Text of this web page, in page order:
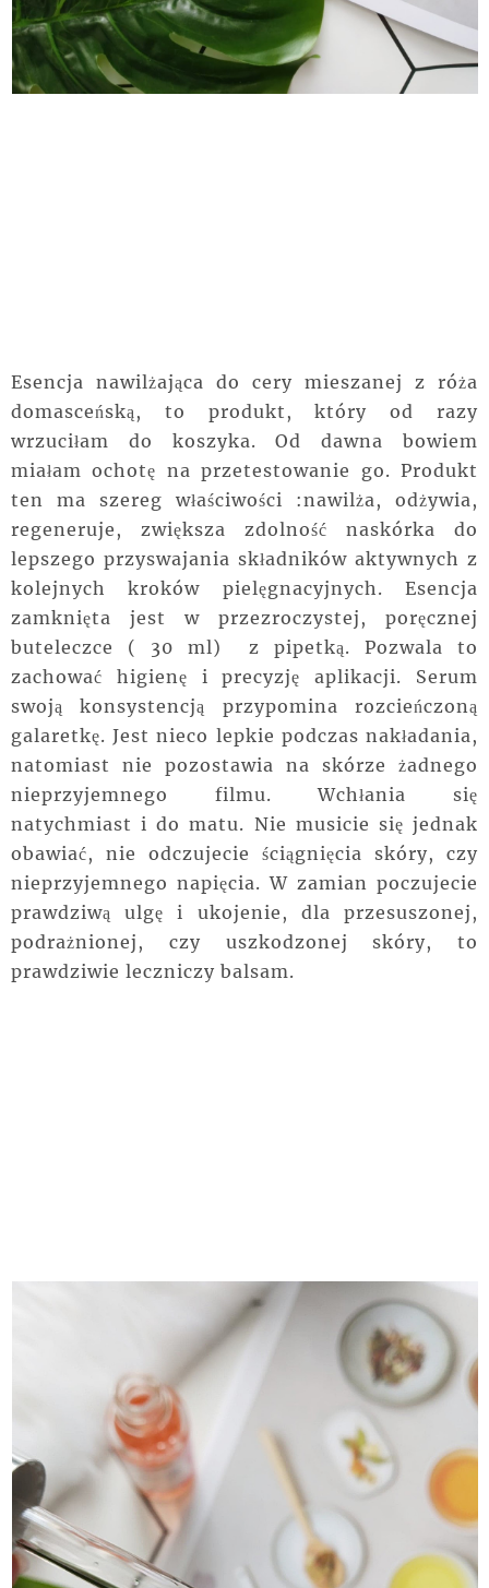
Esencja nawilżająca do cery mieszanej z róża
domasceńską, to produkt, który od razy
wrzuciłam do koszyka. Od dawna bowiem
miałam ochotę na przetestowanie go. Produkt
ten ma szereg właściwości :nawilża, odżywia,
regeneruje, zwiększa zdolność naskórka do
lepszego przyswajania składników aktywnych z
kolejnych kroków pielęgnacyjnych. Esencja
zamknięta jest w przezroczystej, poręcznej
buteleczce ( 30 ml) z pipetką. Pozwala to
zachować higienę i precyzję aplikacji. Serum
swoją konsystencją przypomina rozcieńczoną
galaretkę. Jest nieco lepkie podczas nakładania,
natomiast nie pozostawia na skórze żadnego
nieprzyjemnego filmu. Wchłania się
natychmiast i do matu. Nie musicie się jednak
obawiać, nie odczujecie ściągnięcia skóry, czy
nieprzyjemnego napięcia. W zamian poczujecie
prawdziwą ulgę i ukojenie, dla przesuszonej,
podrażnionej, czy uszkodzonej skóry, to
prawdziwie leczniczy balsam.